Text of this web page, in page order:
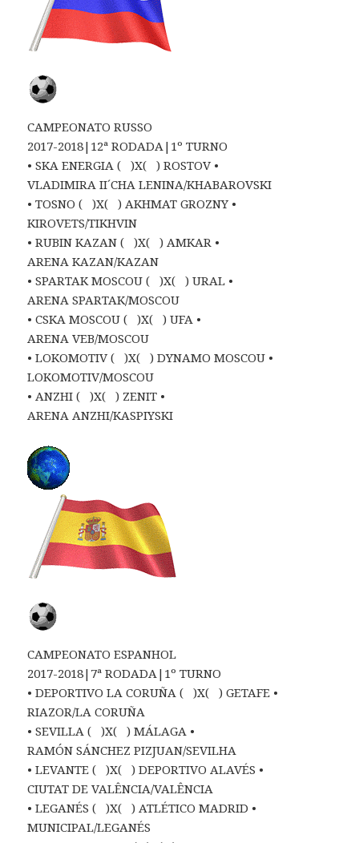
CAMPEONATO RUSSO
2017-2018|12ª RODADA|1º TURNO
• SKA ENERGIA ( )X( ) ROSTOV •
VLADIMIRA II´CHA LENINA/KHABAROVSKI
• TOSNO ( )X( ) AKHMAT GROZNY •
KIROVETS/TIKHVIN
• RUBIN KAZAN ( )X( ) AMKAR •
ARENA KAZAN/KAZAN
• SPARTAK MOSCOU ( )X( ) URAL •
ARENA SPARTAK/MOSCOU
• CSKA MOSCOU ( )X( ) UFA •
ARENA VEB/MOSCOU
• LOKOMOTIV ( )X( ) DYNAMO MOSCOU •
LOKOMOTIV/MOSCOU
• ANZHI ( )X( ) ZENIT •
ARENA ANZHI/KASPIYSKI
CAMPEONATO ESPANHOL
2017-2018|7ª RODADA|1º TURNO
• DEPORTIVO LA CORUÑA ( )X( ) GETAFE •
RIAZOR/LA CORUÑA
• SEVILLA ( )X( ) MÁLAGA •
RAMÓN SÁNCHEZ PIZJUAN/SEVILHA
• LEVANTE ( )X( ) DEPORTIVO ALAVÉS •
CIUTAT DE VALÊNCIA/VALÊNCIA
• LEGANÉS ( )X( ) ATLÉTICO MADRID •
MUNICIPAL/LEGANÉS